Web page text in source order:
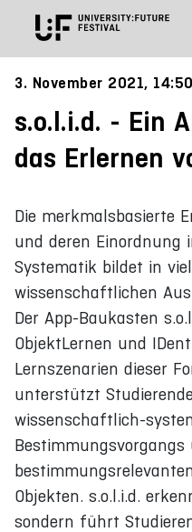
3. November 2021,
s.o.l.i.d. - Ein
das Erlernen
Die merkmalsbasierte
und deren Einordnung
Systematik bildet in
wissenschaftlichen
Der App-Baukasten
ObjektLernen und
Lernszenarien dieser
unterstützt
wissenschaftlich-
Objekten. s.o.l.i.d.
sondern führt